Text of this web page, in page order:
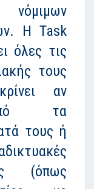
Η Task
όλες τις
τους
αν
από τα
τους ή
(όπως